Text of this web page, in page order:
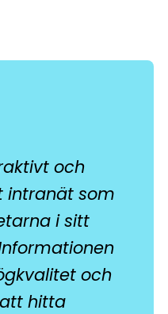
och
intranät som
i sitt
och
hitta